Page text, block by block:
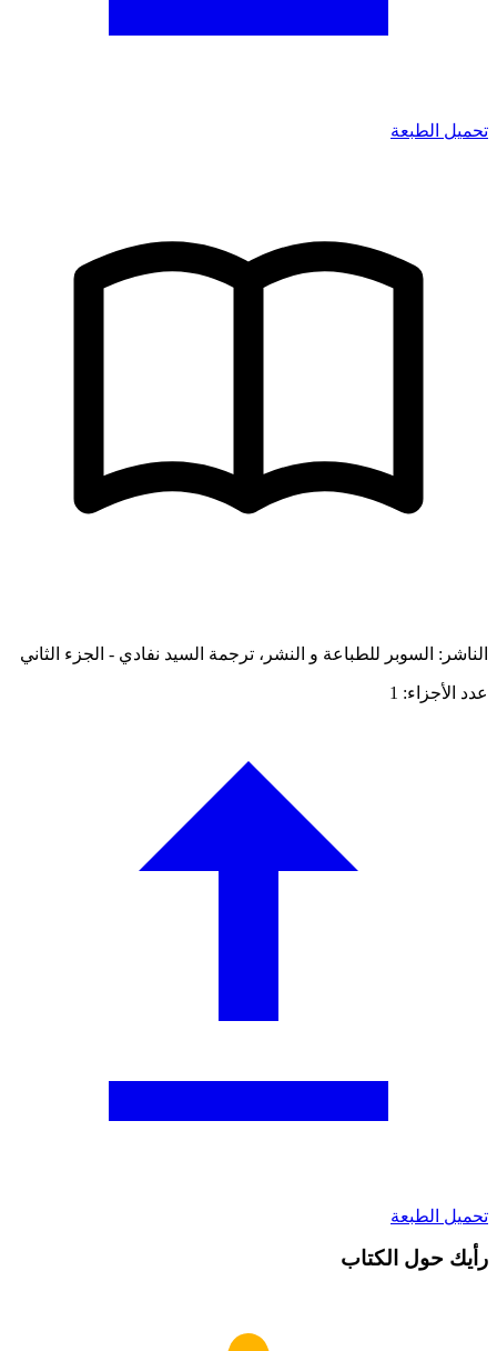
تحميل الطبعة
الناشر: السوبر للطباعة و النشر، ترجمة السيد نفادي - الجزء الثاني
عدد الأجزاء: 1
تحميل الطبعة
رأيك حول الكتاب